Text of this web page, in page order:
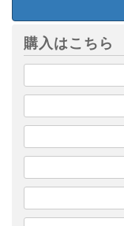
購入はこちら